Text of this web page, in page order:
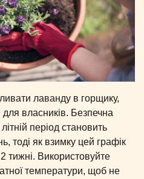
лаванду в горщику,
власників. Безпечна
період становить
тоді як взимку цей графік
тижні. Використовуйте
температури, щоб не